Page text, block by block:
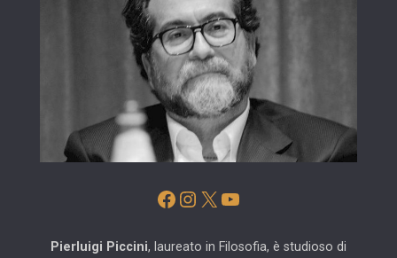
Facebook
Instagram
X YouTube
Pierluigi Piccini, laureato in Filosofia, è studioso di